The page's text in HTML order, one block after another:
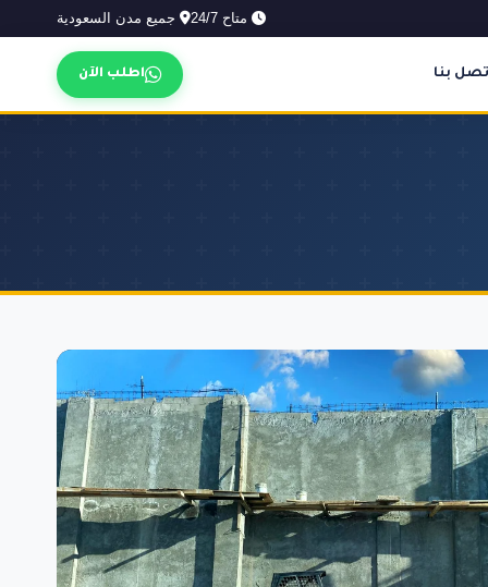
متاح 24/7 جميع مدن السعودية
بنا اطلب الآن